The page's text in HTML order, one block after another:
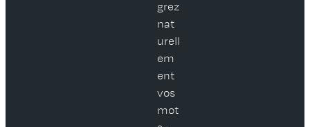
grez
nat
urell
em
ent
vos
mot